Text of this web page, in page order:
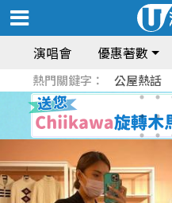
演唱會 優惠著數
熱門關鍵字： 公屋熱話